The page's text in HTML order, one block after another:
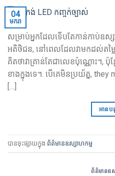
04
មករា
សម្រាប់អ្នកដែលទើបតែកាន់កាប់ឧស្ស
អតិថិជន, នៅពេលដែលវាមកដល់តម្លៃន
គិតថាវាគ្រាន់តែជាលេខប៉ុណ្ណោះ។, ប៉ុ
ខាង​ក្នុង​ទេ។. បើគេមិនប្រយ័ត្ន, they
[…]
អានបន្
បានចុះផ្សាយក្នុង ព័ត៌មានឧស្សាហកម្ម
ព័ត៌មានឧស្